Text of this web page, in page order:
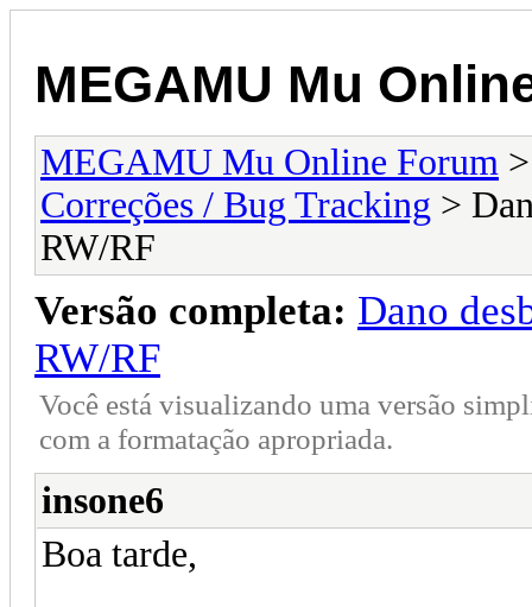
MEGAMU Mu
MEGAMU Mu Online Forum
Correções / Bug Tracking >
RW/RF
Versão completa: Dano
RW/RF
Você está visualizando uma versão
com a formatação apropriada.
insone6
Boa tarde,